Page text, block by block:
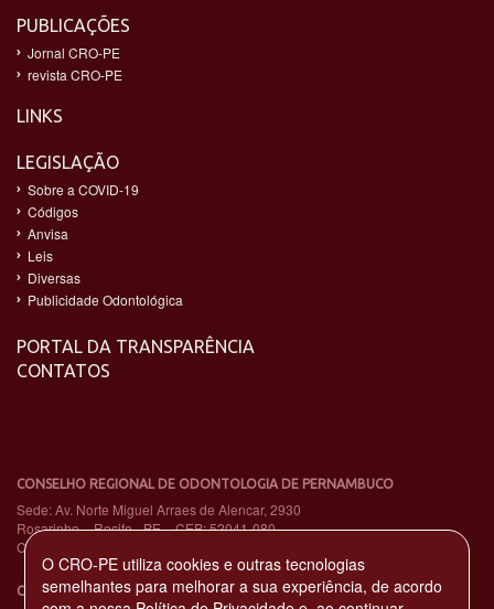
PUBLICAÇÕES
Jornal CRO-PE
revista CRO-PE
LINKS
LEGISLAÇÃO
Sobre a COVID-19
Códigos
Anvisa
Leis
Diversas
Publicidade Odontológica
PORTAL DA TRANSPARÊNCIA
CONTATOS
CONSELHO REGIONAL DE ODONTOLOGIA DE PERNAMBUCO
Sede: Av. Norte Miguel Arraes de Alencar, 2930
Rosarinho – Recife - PE – CEP: 52041-080
CNPJ: 11.735.263/0001-65
CENTRAL DE ATENDIMENTO TELEFÔNICO
O CRO-PE utiliza cookies e outras tecnologias
semelhantes para melhorar a sua experiência, de acordo